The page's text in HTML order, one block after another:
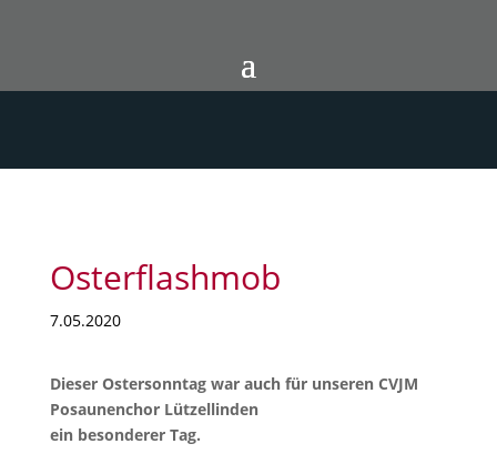
Osterflashmob
7.05.2020
Dieser Ostersonntag war auch für unseren CVJM
Posaunenchor Lützellinden
ein besonderer Tag.